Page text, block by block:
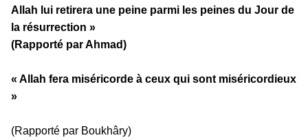
Allah lui retirera une peine parmi les peines du Jour de
la résurrection »
(Rapporté par Ahmad)
« Allah fera miséricorde à ceux qui sont miséricordieux
»
(Rapporté par Boukhâry)